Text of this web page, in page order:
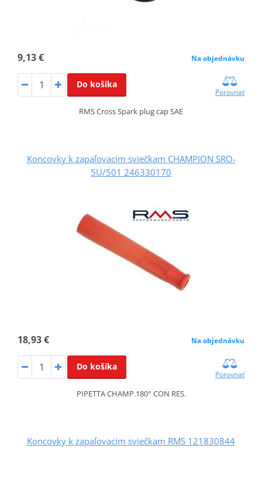
9,13 € Na objednávku
Do košíka
Porovnať
RMS Cross Spark plug cap SAE
Koncovky k zapaľovacím sviečkam CHAMPION SRO-
5U/501 246330170
18,93 € Na objednávku
Do košíka
Porovnať
PIPETTA CHAMP.180° CON RES.
Koncovky k zapaľovacím sviečkam RMS 121830844